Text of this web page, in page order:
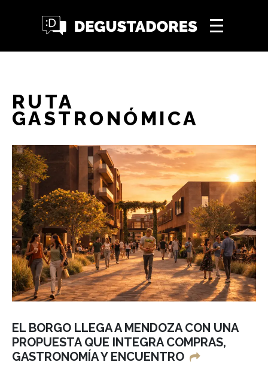
RUTA
GASTRONÓMICA
EL BORGO LLEGA A MENDOZA CON UNA
PROPUESTA QUE INTEGRA COMPRAS,
GASTRONOMÍA Y ENCUENTRO